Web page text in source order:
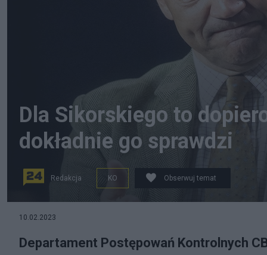
Dla Sikorskiego to
dokładnie go sprawdzi
Redakcja KO Obserwuj temat
10.02.2023
Departament Postępowań Kontrolnych